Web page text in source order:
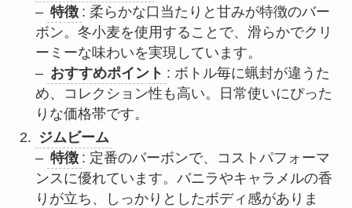
– 特徴 : 柔らかな口当たりと甘みが特徴のバー
ボン。冬小麦を使用することで、滑らかでクリ
ーミーな味わいを実現しています。
– おすすめポイント : ボトル毎に蝋封が違うた
め、コレクション性も高い。日常使いにぴった
りな価格帯です。
ジムビーム
– 特徴 : 定番のバーボンで、コストパフォーマ
ンスに優れています。バニラやキャラメルの香
りが立ち、しっかりとしたボディ感がありま